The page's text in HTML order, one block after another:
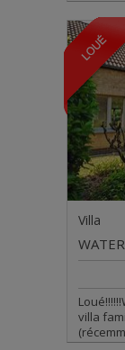
Villa
villa